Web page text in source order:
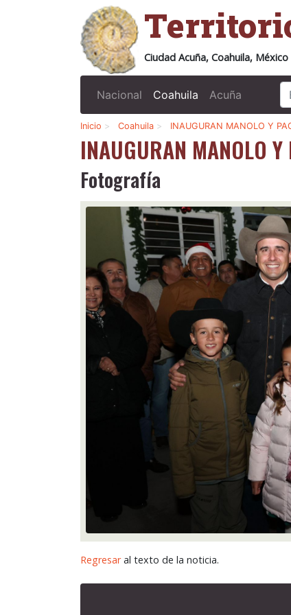
Ciudad Acuña, Coahuila,
Nacional Coahuila Acuña
Inicio > Coahuila > INAUGURAN MANOLO Y
INAUGURAN MANOLO
Fotografía
Regresaral texto de la noticia.